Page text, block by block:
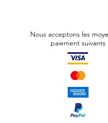
Nous acceptons les
paiement suivants